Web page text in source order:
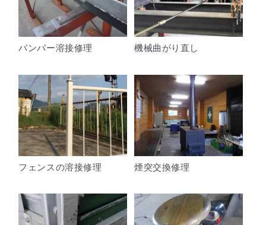
バンパー溶接修理 機械曲がり直し
フェンスの溶接修理 煙突交換修理